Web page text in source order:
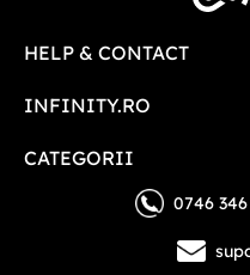
HELP & CONTACT
INFINITY.RO
CATEGORII
0746